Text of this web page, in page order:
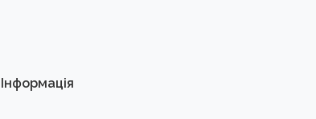
Інформація